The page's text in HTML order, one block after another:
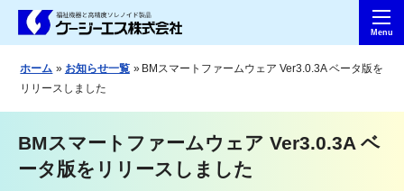
ホーム お知らせ一覧
BMスマートファームウェア Ver3.0.3A ベータ版を
リリースしました
BMスマートファームウェア Ver3.0.3A ベ
ータ版をリリースしました